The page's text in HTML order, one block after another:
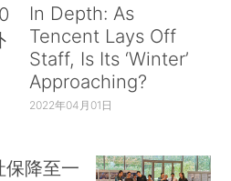
In Depth: As
Tencent Lays Off
Staff, Is Its ‘Winter’
Approaching?
2022年04月01日
保降至一